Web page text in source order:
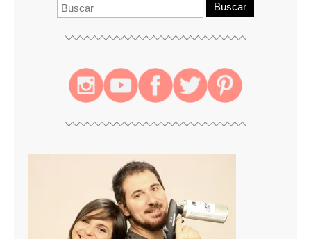
Buscar